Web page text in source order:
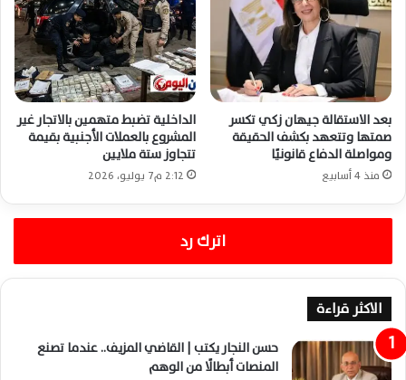
بعد الاستقالة جيهان زكي تكسر
صمتها وتتعهد بكشف الحقيقة
ومواصلة الدفاع قانونيًا
منذ 4 أسابيع
الداخلية تضبط متهمين بالاتجار غير
المشروع بالعملات الأجنبية بقيمة
تتجاوز ستة ملايين
2:12 م7 يوليو، 2026
اترك رد
الاكثر قراءة
حسن النجار يكتب | القاضي المزيف.. عندما تصنع
المنصات أبطالًا من الوهم